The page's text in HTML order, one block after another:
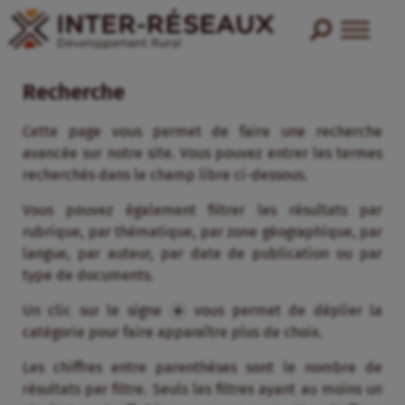
Recherche
Cette page vous permet de faire une recherche
avancée sur notre site. Vous pouvez entrer les termes
recherchés dans le champ libre ci-dessous.
Vous pouvez également filtrer les résultats par
rubrique, par thématique, par zone géographique, par
langue, par auteur, par date de publication ou par
type de documents.
Un clic sur le signe
vous permet de déplier la
catégorie pour faire apparaître plus de choix.
Les chiffres entre parenthèses sont le nombre de
résultats par filtre. Seuls les filtres ayant au moins un